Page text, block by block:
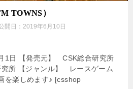
TOWNS）
開日： 2019年6月10日
1日 【発売元】 CSK総合研究所
所 【ジャンル】 レースゲーム
を楽しめます♪ [csshop